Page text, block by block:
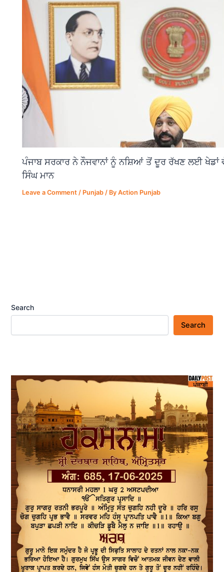
ਪੰਜਾਬ ਸਰਕਾਰ ਨੇ ਨੌਜਵਾਨਾਂ ਨੂੰ ਨਸ਼ਿਆਂ ਤੋਂ ਦੂਰ ਰੱਖਣ ਲਈ ਖੇਡਾਂ
ਸਿੰਘ ਮਾਨ
Leave a Comment / Punjab / ByAction Punjab
Search
Search